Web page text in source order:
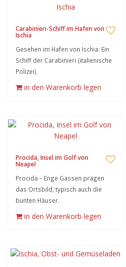
Carabinieri-Schiff im Hafen von
Ischia
Gesehen im Hafen von Ischia: Ein
Schiff der Carabinieri (italienische
Polizei).
in den Warenkorb legen
Procida, Insel im Golf von
Neapel
Procida – Enge Gassen prägen
das Ortsbild, typisch auch die
bunten Häuser.
in den Warenkorb legen